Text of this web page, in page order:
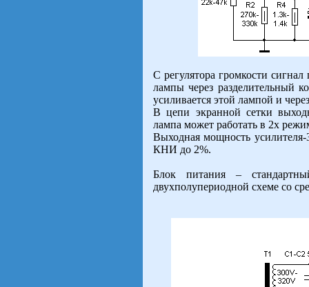
С регулятора громкости
лампы через разделительный
усиливается этой лампой и
В цепи экранной сетки
лампа может работать в 2х
Выходная мощность
КНИ до 2%.
Блок питания –
двухполупериодной схеме со